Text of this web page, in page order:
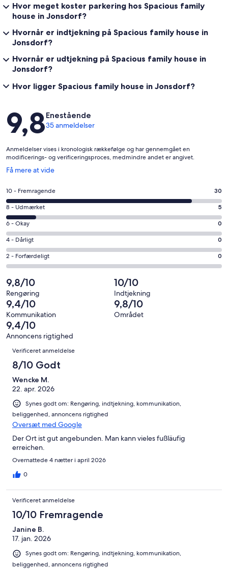
Hvor meget koster parkering hos Spacious family
house in Jonsdorf?
Hvornår er indtjekning på Spacious family house in
Jonsdorf?
Hvornår er udtjekning på Spacious family house in
Jonsdorf?
Hvor ligger Spacious family house in Jonsdorf?
Anmeldelser
9,8Enestående
35 anmeldelser
Anmeldelser vises i kronologisk rækkefølge og har gennemgået en
modificerings- og verificeringsproces, medmindre andet er angivet.
Få mere at vide
Åbner
et
nyt
vindue
Bedømmelse
på
10
−
Fremragende.
30
af
i
alt
35
anmeldelser
10 - Fremragende 30
Bedømmelse
på
8
−
Udmærket.
5
i
alt
35
anmeldelser
8 - Udmærket 5
Bedømmelse
på
6
−
Okay.
0
af
i
alt
35
anmeldelser
6 - Okay 0
Bedømmelse
på
4
Dårligt.
0
af
i
alt
35
anmeldelser
4 - Dårligt 0
Bedømmelse
på
2
−
Forfærdeligt.
0
af
35
anmeldelser
2 - Forfærdeligt 0
9,8/10
Rengøring
10/10
Indtjekning
9,4/10
Kommunikation
9,8/10
Området
9,4/10
Annoncens rigtighed
Anmeldelser
Verificeret anmeldelse
8/10 Godt
Wencke M.
22. apr. 2026
Synes godt om: Rengøring, indtjekning, kommunikation,
beliggenhed, annoncens rigtighed
Oversæt med Google
Der Ort ist gut angebunden. Man kann vieles fußläufig
erreichen.
Overnattede 4 nætter i april 2026
0
Verificeret anmeldelse
10/10 Fremragende
Janine B.
17. jan. 2026
Synes godt om: Rengøring, indtjekning, kommunikation,
beliggenhed, annoncens rigtighed